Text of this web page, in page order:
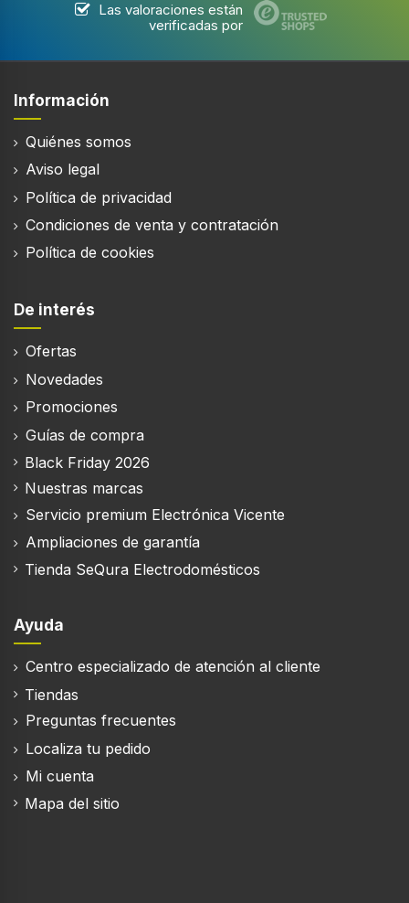
Las valoraciones están
verificadas por
Información
Quiénes somos
Aviso legal
Política de privacidad
Condiciones de venta y contratación
Política de cookies
De interés
Ofertas
Novedades
Promociones
Guías de compra
Black Friday 2026
Nuestras marcas
Servicio premium Electrónica Vicente
Ampliaciones de garantía
Tienda SeQura Electrodomésticos
Ayuda
Centro especializado de atención al cliente
Tiendas
Preguntas frecuentes
Localiza tu pedido
Mi cuenta
Mapa del sitio